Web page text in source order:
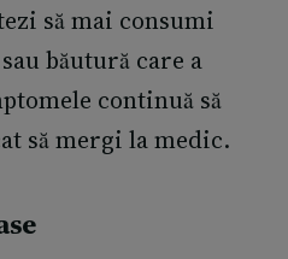
să mai consumi
băutură care a
continuă să
să mergi la medic.